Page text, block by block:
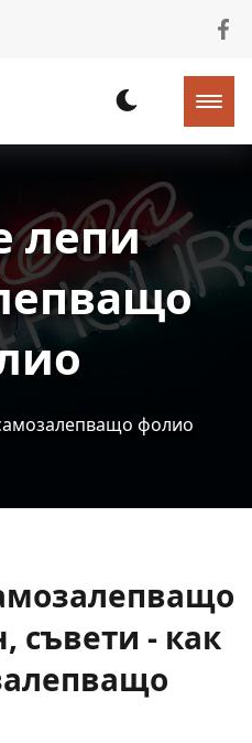
лепи
фолио
съвети - как